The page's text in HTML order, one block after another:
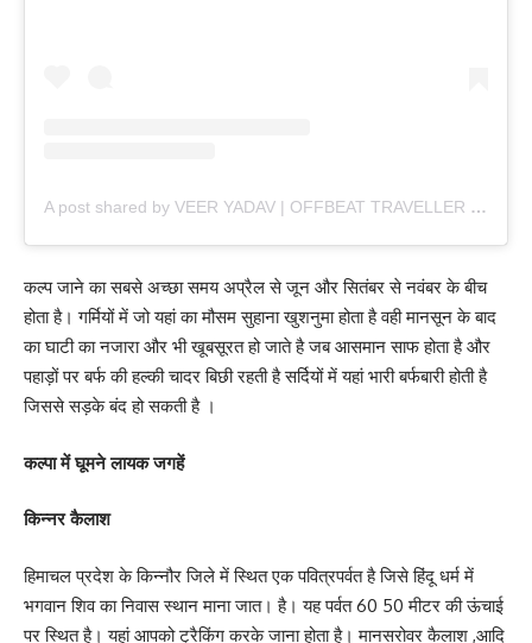
A post shared by VEER YADAV | OFFBEAT TRAVELLER (@nomadveer_)
कल्प जाने का सबसे अच्छा समय अप्रैल से जून और सितंबर से नवंबर के बीच
होता है। गर्मियों में जो यहां का मौसम सुहाना खुशनुमा होता है वही मानसून के बाद
का घाटी का नजारा और भी खूबसूरत हो जाते है जब आसमान साफ होता है और
पहाड़ों पर बर्फ की हल्की चादर बिछी रहती है सर्दियों में यहां भारी बर्फबारी होती है
जिससे सड़के बंद हो सकती है ।
कल्पा में घूमने लायक जगहें
किन्नर कैलाश
हिमाचल प्रदेश के किन्नौर जिले में स्थित एक पवित्रपर्वत है जिसे हिंदू धर्म में
भगवान शिव का निवास स्थान माना जात। है। यह पर्वत 60 50 मीटर की ऊंचाई
पर स्थित है। यहां आपको ट्रैकिंग करके जाना होता है। मानसरोवर कैलाश ,आदि